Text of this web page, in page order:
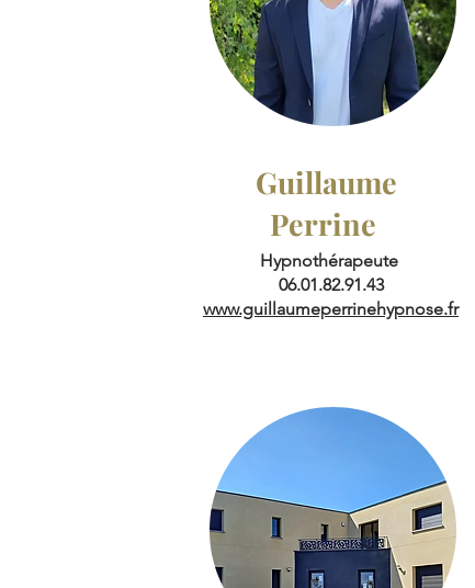
Guillaume
Perrine
Hypnothérapeute
06.01.82.91.43
www.guillaumeperrinehypnose.fr